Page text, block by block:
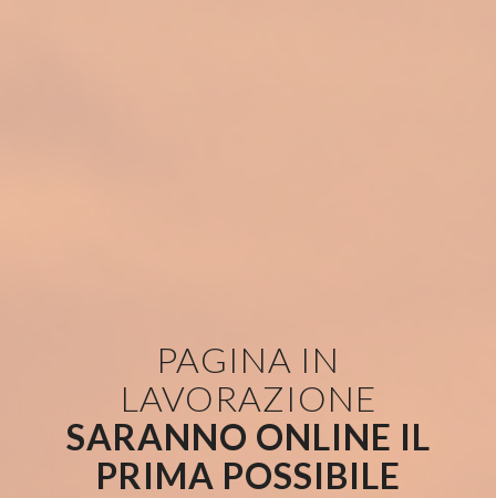
PAGINA IN
LAVORAZIONE
SARANNO ONLINE IL
PRIMA POSSIBILE